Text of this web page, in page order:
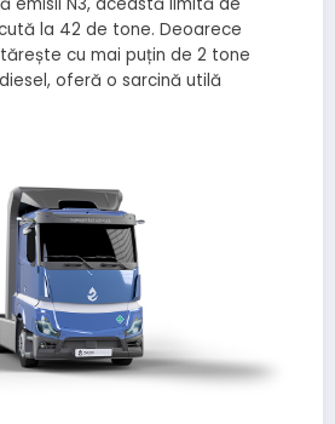
la 42 de tone. Deoarece
cu mai puțin de 2 tone
oferă o sarcină utilă